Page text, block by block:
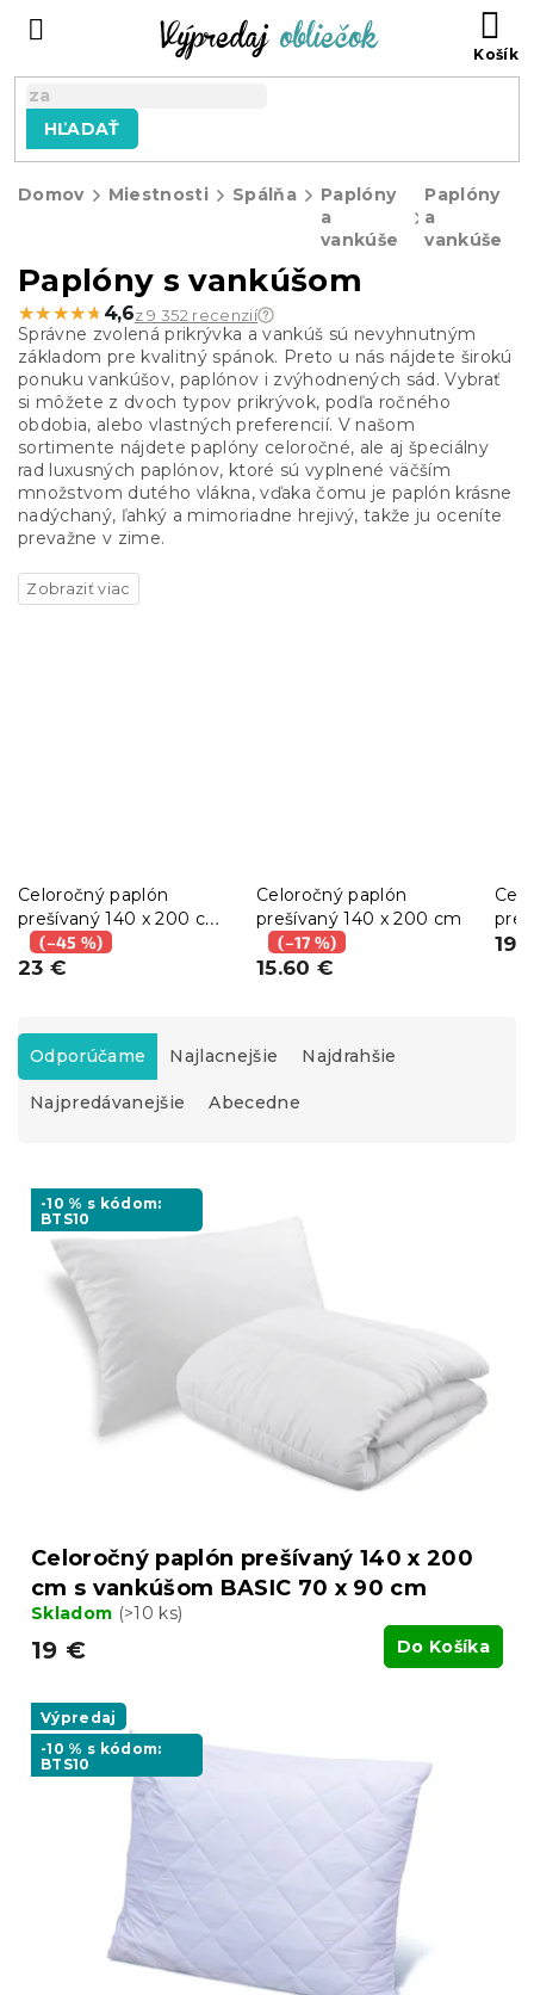
HĽADAŤ
Domov Miestnosti Spálňa
Paplóny
a
vankúše
Paplóny
a
vankúše
Paplóny s vankúšom
★★★★★
★★★★★ 4,6z 9 352 recenzií
Správne zvolená prikrývka a vankúš sú nevyhnutným
základom pre kvalitný spánok. Preto u nás nájdete širokú
ponuku vankúšov, paplónov i zvýhodnených sád. Vybrať
si môžete z dvoch typov prikrývok, podľa ročného
obdobia, alebo vlastných preferencií. V našom
sortimente nájdete paplóny celoročné, ale aj špeciálny
rad luxusných paplónov, ktoré sú vyplnené väčším
množstvom dutého vlákna, vďaka čomu je paplón krásne
nadýchaný, ľahký a mimoriadne hrejivý, takže ju oceníte
prevažne v zime.
Celoročný paplón
prešívaný 140 x 200 cm
s guličkovým vankúšom
KOMFORT 70 x 90 cm
(–45 %)
23 €
Celoročný paplón
prešívaný 140 x 200 cm
(–17 %)
15.60 €
s
19
R
a
d
e
e
Odporúčame Najlacnejšie Najdrahšie
Najpredávanejšie Abecedne
p
-10 % s kódom:
BTS10
Celoročný paplón prešívaný 140 x 200
cm s vankúšom BASIC 70 x 90 cm
Skladom (>10 ks)
19 € Do Košíka
Výpredaj
-10 % s kódom:
BTS10